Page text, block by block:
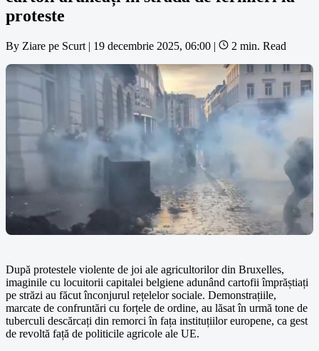
proteste
By Ziare pe Scurt | 19 decembrie 2025, 06:00 | 2 min. Read
După protestele violente de joi ale agricultorilor din Bruxelles,
imaginile cu locuitorii capitalei belgiene adunând cartofii împrăștiați
pe străzi au făcut înconjurul rețelelor sociale. Demonstrațiile,
marcate de confruntări cu forțele de ordine, au lăsat în urmă tone de
tuberculi descărcați din remorci în fața instituțiilor europene, ca gest
de revoltă față de politicile agricole ale UE.